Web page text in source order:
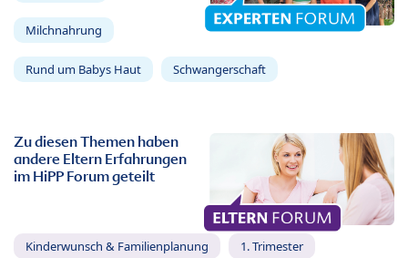
Milchnahrung
Rund um Babys Haut Schwangerschaft
Zu diesen Themen haben
andere Eltern Erfahrungen
im HiPP Forum geteilt
Kinderwunsch & Familienplanung 1. Trimester